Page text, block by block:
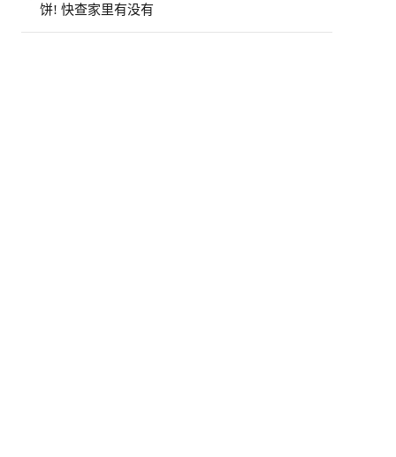
下跌的帖子引...
饼! 快查家里有没有